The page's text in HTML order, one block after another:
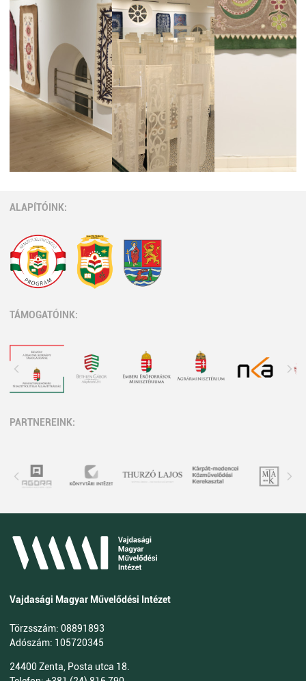
ALAPÍTÓINK:
TÁMOGATÓINK:
PARTNEREINK:
Vajdasági Magyar Művelődési Intézet
Törzsszám: 08891893
Adószám: 105720345
24400 Zenta, Posta utca 18.